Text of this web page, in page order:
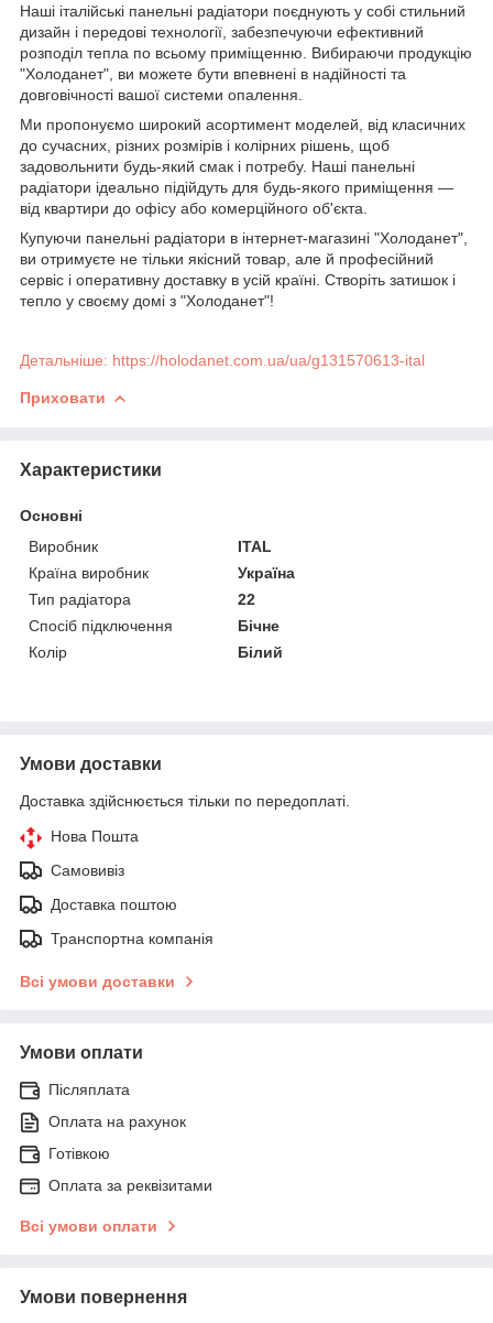
Наші італійські панельні радіатори поєднують у собі стильний
дизайн і передові технології, забезпечуючи ефективний
розподіл тепла по всьому приміщенню. Вибираючи продукцію
"Холоданет", ви можете бути впевнені в надійності та
довговічності вашої системи опалення.
Ми пропонуємо широкий асортимент моделей, від класичних
до сучасних, різних розмірів і колірних рішень, щоб
задовольнити будь-який смак і потребу. Наші панельні
радіатори ідеально підійдуть для будь-якого приміщення —
від квартири до офісу або комерційного об'єкта.
Купуючи панельні радіатори в інтернет-магазині "Холоданет",
ви отримуєте не тільки якісний товар, але й професійний
сервіс і оперативну доставку в усій країні. Створіть затишок і
тепло у своєму домі з "Холоданет"!
Детальніше: https://holodanet.com.ua/ua/g131570613-ital
Приховати
Характеристики
Основні
Виробник
ITAL
Країна виробник
Україна
Тип радіатора
22
Спосіб підключення
Бічне
Колір
Білий
Умови доставки
Доставка здійснюється тільки по передоплаті.
Нова Пошта
Самовивіз
Доставка поштою
Транспортна компанія
Всі умови доставки
Умови оплати
Післяплата
Оплата на рахунок
Готівкою
Оплата за реквізитами
Всі умови оплати
Умови повернення